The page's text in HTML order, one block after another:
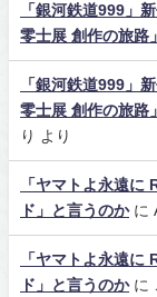
「銀河鉄道999」
零士展 創作の旅路
「銀河鉄道999」
零士展 創作の旅路
り
より
「ヤマトよ永遠に
ド」と言うのかに
「ヤマトよ永遠に
ド」と言うのかに